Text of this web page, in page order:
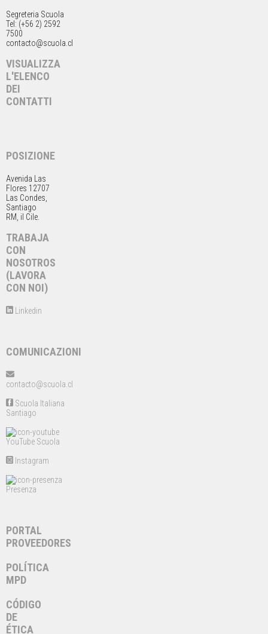
Segreteria Scuola
Tel: (+56 2) 2592
7500
contacto@scuola.cl
VISUALIZZA
L'ELENCO
DEI
CONTATTI
POSIZIONE
Avenida Las
Flores 12707
Las Condes,
Santiago
RM, il Cile.
TRABAJA
CON
NOSOTROS
(LAVORA
CON NOI)
Linkedin
COMUNICAZIONI
contacto@scuola.cl
Scuola Italiana
Santiago
YouTube Scuola
Instagram
Presenza
PORTAL
PROVEEDORES
POLÍTICA
MPD
CÓDIGO
DE
ÉTICA